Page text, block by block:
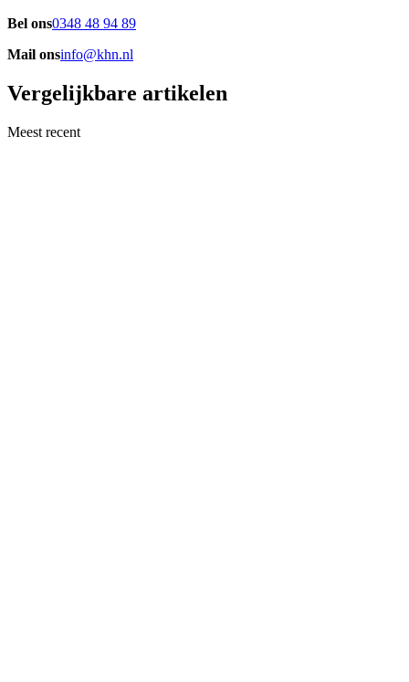
Bel ons0348 48 94 89
Mail onsinfo@khn.nl
Vergelijkbare artikelen
Meest recent